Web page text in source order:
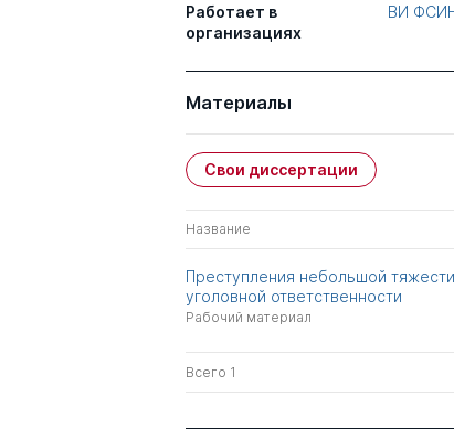
Работает в
организациях
ВИ
Материалы
Свои диссертации
Название
Преступления небольшой
уголовной ответственности
Рабочий материал
Всего 1